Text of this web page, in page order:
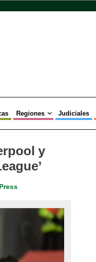
Regiones Judiciales
y